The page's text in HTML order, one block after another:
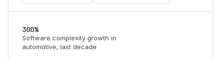
300%
Software complexity growth in
automotive, last decade